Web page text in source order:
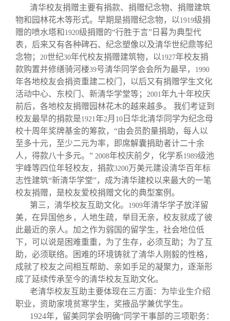
清华校友捐赠主要有捐款、捐赠纪念物、捐赠建筑
物和园林花木等形式。早期是捐赠纪念物，以 1919级捐
赠的喷水塔和 1920级捐赠的“行胜于言”日晷为典型代
表，后来又有各种碑石、纪念塑像以及清华世纪鼎等纪
念物； 20世纪30年代校友捐赠建筑物，以 1927年校友捐
款购置并修缮骑河楼39号清华同学会会所为最早， 1990
年各地校友会捐资重建二校门，以后又有捐赠学生文化
活动中心、东校门、新清华学堂等； 2001年九十年校庆
前后，各地校友捐赠园林花木的越来越多。
我们考证到
校友最早的捐款是1921年2月 10 日华北清华同学为纪念母
校十周年奖牌基金的筹款，“由会员酌量捐助，每人以
至多十元，至少二元为率，即席解囊捐助者计二十余
人，得款八十多元。” 2008年校庆前夕，化学系1989级池
宇峰等四位年轻校友，捐款3200万美元建设清华百年标
志性建筑“新清华学堂”，成为清华建校以来最大的一笔
校友捐赠，是校友爱校捐赠文化的典型案例。
第三，清华校友互助文化。
1909年清华学子放洋留
美，在异国他乡，人地生疏，举目无亲，校友就成了彼
此最近的亲人。加之作为弱国的留学生，社会地位低
下，可以说是困难重重，为了生存，必须互助；为了互
助，必须联络。困难的环境铸就了清华人刚毅的性格，
成就了校友之间相互帮助、亲如手足的凝聚力，逐渐形
成了延续传承至今的清华校友互助文化。
老清华校友互助主要体现在三方面：为毕业生介绍
职业，资助家境贫寒学生，奖掖品学兼优学生。
1924年，留美同学会明确“同学干事部的三项职务：